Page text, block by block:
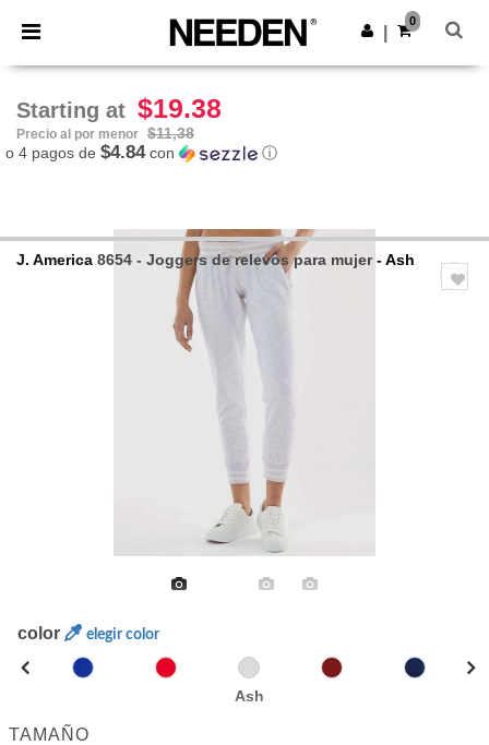
× App de Needen
¡Mejores precios en app!
Descargar app
0
Starting at $19.38
Precio al por menor $11,38
o 4 pagos de $4.84con ⓘ
J. America 8654 - Joggers de relevos para mujer- Ash
color elegir color
Ash
TAMAÑO